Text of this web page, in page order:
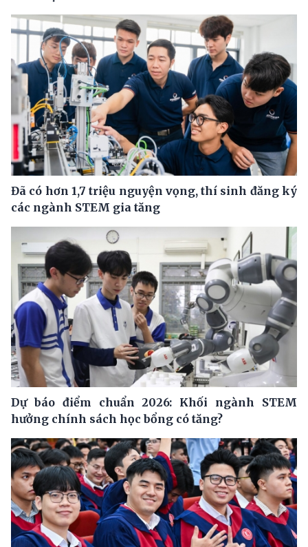
Đã có hơn 1,7 triệu nguyện vọng, thí sinh đăng ký
các ngành STEM gia tăng
Dự báo điểm chuẩn 2026: Khối ngành STEM
hưởng chính sách học bổng có tăng?